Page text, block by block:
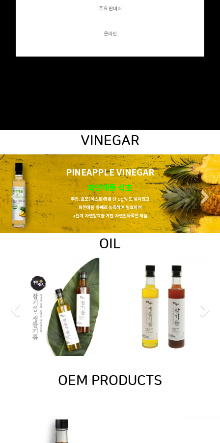
주요 판매처
온라인
VINEGAR
PINEAPPLE VINEGAR
파인애플 식초
주정, 효모(이스트)등을 단 1g% 도 넣지않고
파인애플 통째로 농축하여 발효하여
4단계 자연발효를 거친 자연친화적인 제품
Previous
OIL
Previous
OEM PRODUCTS